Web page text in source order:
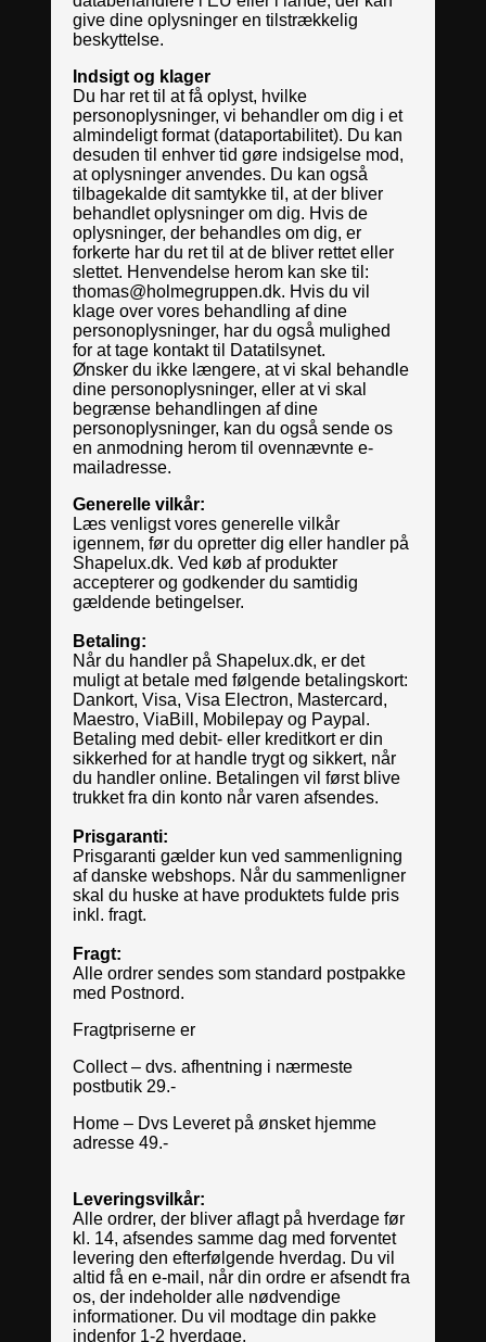
give dine oplysninger en tilstrækkelig
beskyttelse.
Indsigt og klager
Du har ret til at få oplyst, hvilke
personoplysninger, vi behandler om dig i et
almindeligt format (dataportabilitet). Du kan
desuden til enhver tid gøre indsigelse mod,
at oplysninger anvendes. Du kan også
tilbagekalde dit samtykke til, at der bliver
behandlet oplysninger om dig. Hvis de
oplysninger, der behandles om dig, er
forkerte har du ret til at de bliver rettet eller
slettet. Henvendelse herom kan ske til:
thomas@holmegruppen.dk. Hvis du vil
klage over vores behandling af dine
personoplysninger, har du også mulighed
for at tage kontakt til Datatilsynet.
Ønsker du ikke længere, at vi skal behandle
dine personoplysninger, eller at vi skal
begrænse behandlingen af dine
personoplysninger, kan du også sende os
en anmodning herom til ovennævnte e-
mailadresse.
Generelle vilkår:
Læs venligst vores generelle vilkår
igennem, før du opretter dig eller handler på
Shapelux.dk. Ved køb af produkter
accepterer og godkender du samtidig
gældende betingelser.
Betaling:
Når du handler på Shapelux.dk, er det
muligt at betale med følgende betalingskort:
Dankort, Visa, Visa Electron, Mastercard,
Maestro, ViaBill, Mobilepay og Paypal.
Betaling med debit- eller kreditkort er din
sikkerhed for at handle trygt og sikkert, når
du handler online. Betalingen vil først blive
trukket fra din konto når varen afsendes.
Prisgaranti:
Prisgaranti gælder kun ved sammenligning
af danske webshops. Når du sammenligner
skal du huske at have produktets fulde pris
inkl. fragt.
Fragt:
Alle ordrer sendes som standard postpakke
med Postnord.
Fragtpriserne er
Collect – dvs. afhentning i nærmeste
postbutik 29.-
Home – Dvs Leveret på ønsket hjemme
adresse 49.-
Leveringsvilkår:
Alle ordrer, der bliver aflagt på hverdage før
kl. 14, afsendes samme dag med forventet
levering den efterfølgende hverdag. Du vil
altid få en e-mail, når din ordre er afsendt fra
os, der indeholder alle nødvendige
informationer. Du vil modtage din pakke
indenfor 1-2 hverdage.